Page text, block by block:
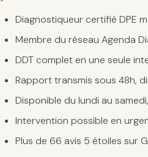
Diagnostiqueur certifié DPE
Membre du réseau Agenda
DDT complet en une seule
Rapport transmis sous 48h,
Disponible du lundi au
Intervention possible en
Plus de 66 avis 5 étoiles sur